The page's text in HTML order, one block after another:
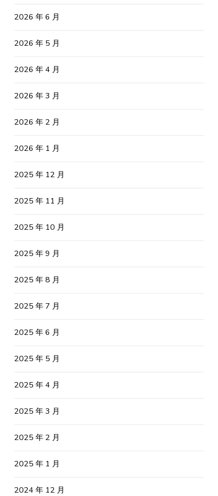
2026 年 6 月
2026 年 5 月
2026 年 4 月
2026 年 3 月
2026 年 2 月
2026 年 1 月
2025 年 12 月
2025 年 11 月
2025 年 10 月
2025 年 9 月
2025 年 8 月
2025 年 7 月
2025 年 6 月
2025 年 5 月
2025 年 4 月
2025 年 3 月
2025 年 2 月
2025 年 1 月
2024 年 12 月